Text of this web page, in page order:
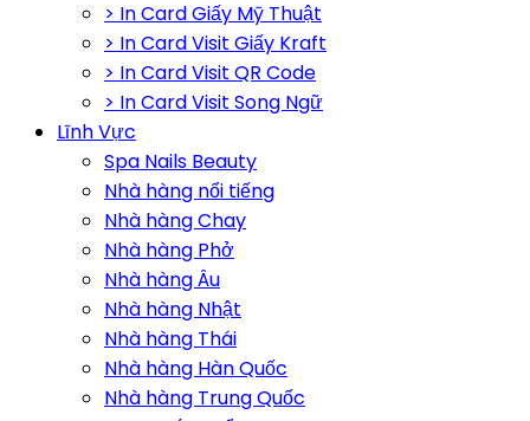
> In Card Giấy Mỹ Thuật
> In Card Visit Giấy Kraft
> In Card Visit QR Code
> In Card Visit Song Ngữ
Lĩnh Vực
Spa Nails Beauty
Nhà hàng nổi tiếng
Nhà hàng Chay
Nhà hàng Phở
Nhà hàng Âu
Nhà hàng Nhật
Nhà hàng Thái
Nhà hàng Hàn Quốc
Nhà hàng Trung Quốc